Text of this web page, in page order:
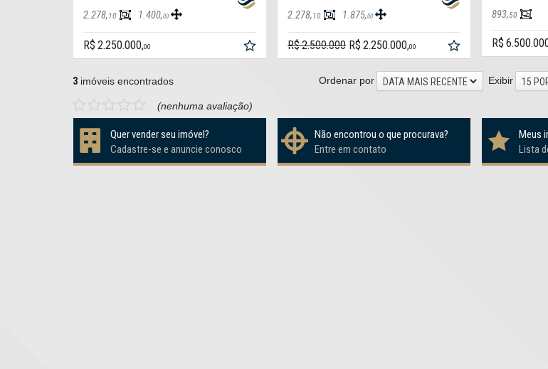
2.278,10 1.400,00
R$ 2.250.000,00
2.278,10 1.875,00
R$ 2.500.000 R$ 2.250.000,00
893,50
R$
3 imóveis encontrados Exibir 15
Ordenar por DATA MAIS RECENTE
(nenhuma avaliação)
Quer vender seu imóvel?
Cadastre-se e anuncie conosco
Não encontrou o que procurava?
Entre em contato
Meus
Lista